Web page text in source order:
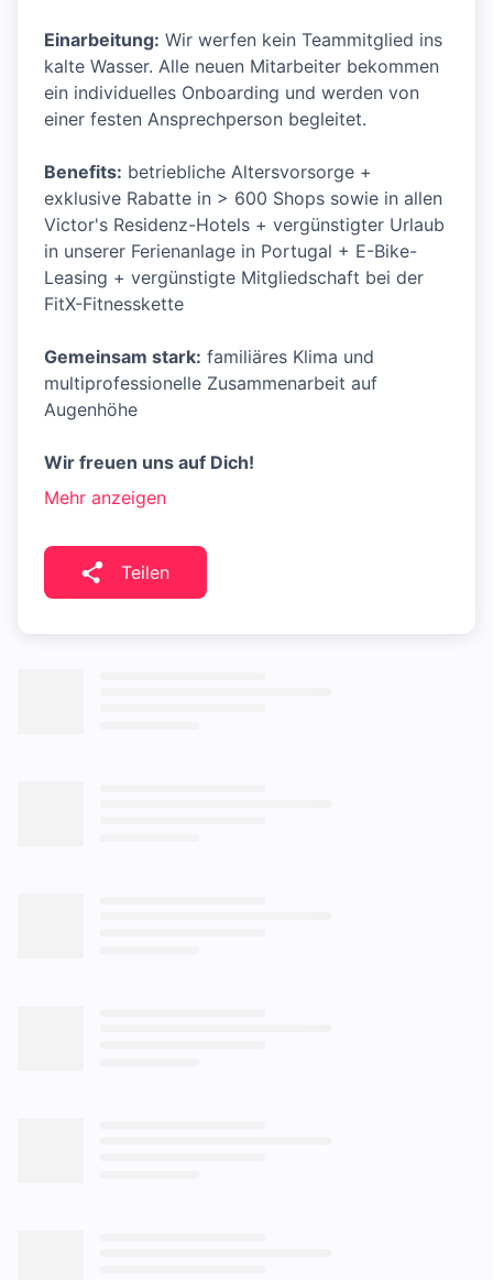
Einarbeitung: Wir werfen kein Teammitglied ins
kalte Wasser. Alle neuen Mitarbeiter bekommen
ein individuelles Onboarding und werden von
einer festen Ansprechperson begleitet.
Benefits: betriebliche Altersvorsorge +
exklusive Rabatte in > 600 Shops sowie in allen
Victor's Residenz-Hotels + vergünstigter Urlaub
in unserer Ferienanlage in Portugal + E-Bike-
Leasing + vergünstigte Mitgliedschaft bei der
FitX-Fitnesskette
Gemeinsam stark: familiäres Klima und
multiprofessionelle Zusammenarbeit auf
Augenhöhe
Wir freuen uns auf Dich!
Mehr anzeigen
Teilen